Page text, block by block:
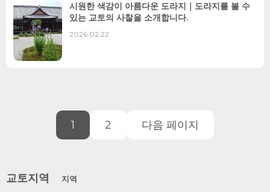
시원한 색감이 아름다운 도라지｜도라지를 볼 수
있는 교토의 사찰을 소개합니다.
2026.02.22
1 2 다음 페이지
교토지역 지역